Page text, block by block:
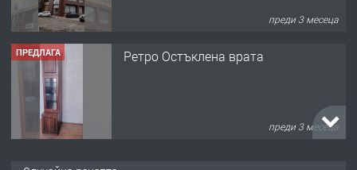
преди 3 месеца
ПРЕДЛАГА Ретро Остъклена врата
преди 3 месеца